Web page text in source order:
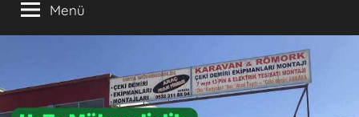
Menü